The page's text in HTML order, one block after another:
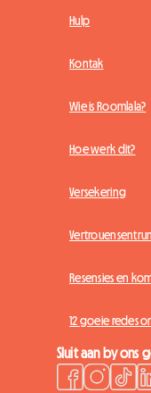
Hulp
Kontak
Wie is Roomlala?
Hoe werk dit?
Versekering
Resensies en
12 goeie redes
Sluit aan by ons